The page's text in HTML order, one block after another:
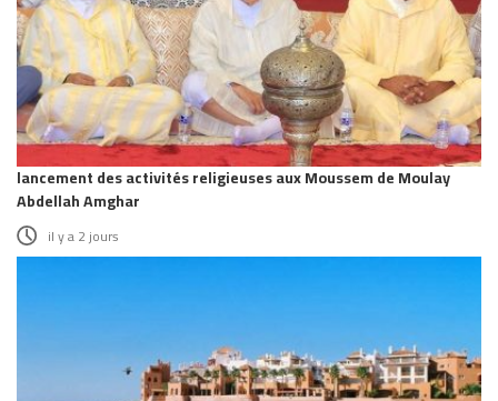
lancement des activités religieuses aux Moussem de Moulay
Abdellah Amghar
il y a 2 jours